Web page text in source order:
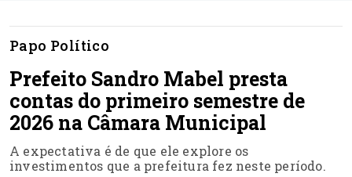
Papo Político
Prefeito Sandro Mabel presta
contas do primeiro semestre de
2026 na Câmara Municipal
A expectativa é de que ele explore os
investimentos que a prefeitura fez neste período.